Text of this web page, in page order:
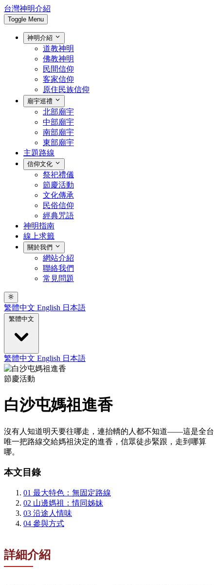
台灣神明介紹
Toggle Menu
神明介紹
道教神明
佛教神明
民間信仰
客家信仰
原住民族信仰
廟宇巡禮
北部廟宇
中部廟宇
南部廟宇
東部廟宇
主題路線
信仰文化
祭祀禮儀
節慶活動
文化傳承
民俗信仰
經典咒語
神明指南
線上求籤
關於我們
網站介紹
聯絡我們
常見問題
繁體中文 English 日本語
繁體中文
繁體中文 English 日本語
節慶活動
白沙屯媽祖進香
沒有人知道明天要往哪走，連抬轎的人都不知道——這是全台
唯一把路線交給媽祖決定的進香，信眾徒步緊跟，走到哪算
哪。
本文目錄
01 最大特色：無固定路線
02 山邊媽祖：情同姊妹
03 沿途人情味
04 參與方式
詳細介紹